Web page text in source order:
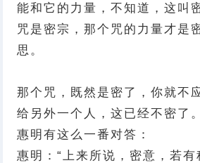
能和它的力量，不知道，这叫
咒是密宗，那个咒的力量才是
思。
那个咒，既然是密了，你就不
给另外一个人，这已经不密了
惠明有这么一番对答：
惠明：“上来所说，密意，若